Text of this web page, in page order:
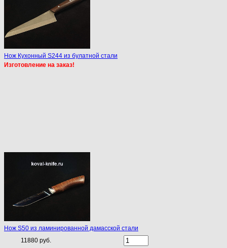
Нож Кухонный S244 из булатной стали
Изготовление на заказ!
Нож S50 из ламинированной дамасской стали
11880 руб.